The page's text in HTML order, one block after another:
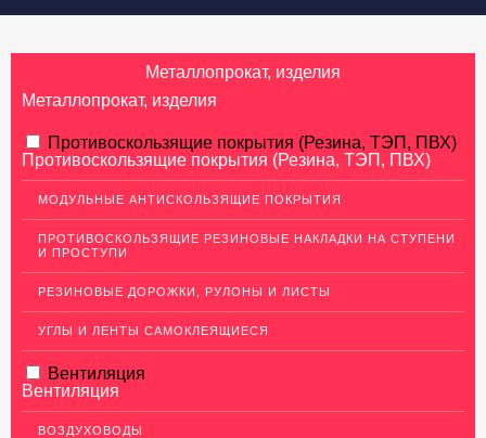
ПРОИЗВОДИТЕЛИ
КАК КУПИТЬ
Металлопрокат, изделия
Металлопрокат, изделия
АЛЮМИНИЕВЫЙ ПРОКАТ
НЕРЖАВЕЮЩАЯ СТАЛЬ
МЕДНЫЙ ПРОКАТ
ЛАТУННЫЙ ПРОКАТ
ДЕКОР НЕРЖАВЕЙКА
ОГРАЖДЕНИЯ ДЛЯ ЛЕСТНИЦ
ЭЛЕКТРОДЫ
ДЕКОРАТИВНЫЙ УГОЛОК
Противоскользящие покрытия (Резина, ТЭП, ПВХ)
Противоскользящие покрытия (Резина, ТЭП, ПВХ)
МОДУЛЬНЫЕ АНТИСКОЛЬЗЯЩИЕ ПОКРЫТИЯ
ПРОТИВОСКОЛЬЗЯЩИЕ РЕЗИНОВЫЕ НАКЛАДКИ НА СТУПЕНИ
И ПРОСТУПИ
РЕЗИНОВЫЕ ДОРОЖКИ, РУЛОНЫ И ЛИСТЫ
УГЛЫ И ЛЕНТЫ САМОКЛЕЯЩИЕСЯ
Вентиляция
Вентиляция
ВОЗДУХОВОДЫ